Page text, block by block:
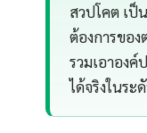
สวปโคต เป็
ต้องการขอ
รวมเอาอง
ได้จริงในระ